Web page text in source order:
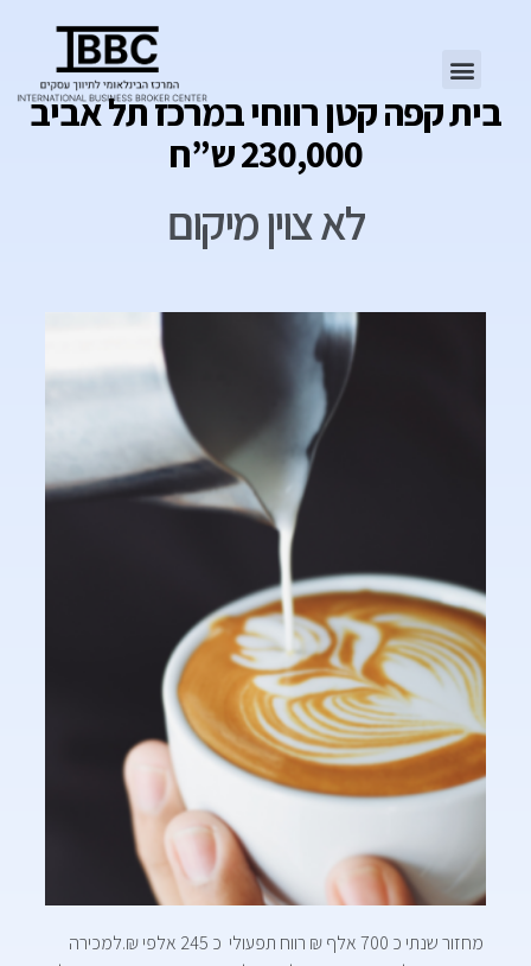
בית קפה קטן רווחי במרכז תל אביב
230,000 ש”ח
לא צוין מיקום
מחזור שנתי כ 700 אלף ₪ רווח תפעולי כ 245 אלפי ₪.למכירה